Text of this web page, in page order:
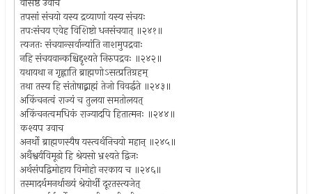
तपसां संचयो यस्य द्रव्याणां यस्य संचयः
तपःसंचय एवेह विशिष्टो धनसंचयात् ॥२४१॥
त्यजतः संचयान्सर्वान्यांति नाशमुपद्रवाः
नहि संचयवान्कश्चिद्दृश्यते निरुपद्रवः ॥२४२॥
यथायथा न गृह्णाति ब्राह्मणोऽसत्प्रतिग्रहम्
तथा तस्य हि संतोषाद्ब्राह्मं तेजो विवर्द्धते ॥२४३॥
अकिंचनत्वं राज्यं च तुलया समतोलयत्
अकिंचनत्वमधिकं राज्यादपि हितात्मनः ॥२४४॥
कश्यप उवाच
अनर्थो ब्राह्मणस्यैष यस्त्वर्थनिचयो महान् ॥२४५॥
अर्थैश्वर्यविमूढो हि श्रेयसो भ्रश्यते द्विजः
अर्थसंपद्विमोहाय विमोहो नरकाय च ॥२४६॥
तस्मादर्थमनर्थाख्यं श्रेयोर्थी दूरतस्त्यजेत्